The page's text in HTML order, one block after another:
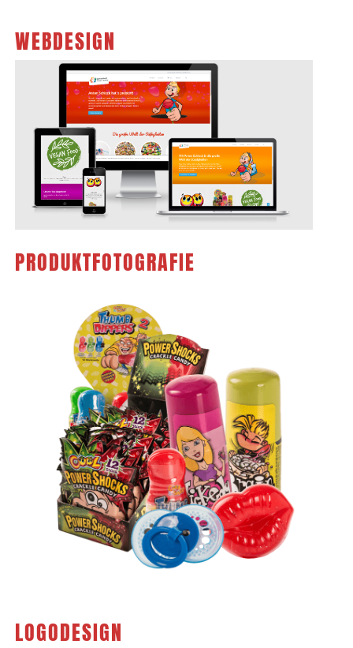
WEBDESIGN
PRODUKTFOTOGRAFIE
LOGODESIGN